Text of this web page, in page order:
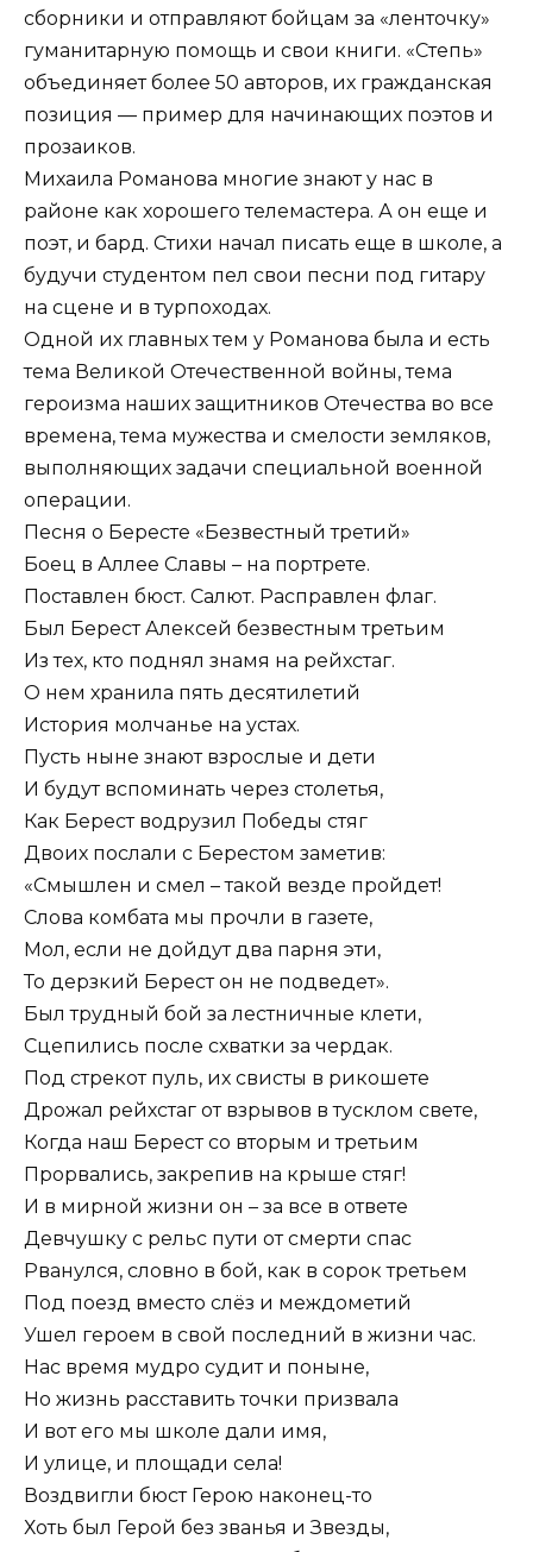
сборники и отправляют бойцам за «ленточку»
гуманитарную помощь и свои книги. «Степь»
объединяет более 50 авторов, их гражданская
позиция — пример для начинающих поэтов и
прозаиков.
Михаила Романова многие знают у нас в
районе как хорошего телемастера. А он еще и
поэт, и бард. Стихи начал писать еще в школе, а
будучи студентом пел свои песни под гитару
на сцене и в турпоходах.
Одной их главных тем у Романова была и есть
тема Великой Отечественной войны, тема
героизма наших защитников Отечества во все
времена, тема мужества и смелости земляков,
выполняющих задачи специальной военной
операции.
Песня о Бересте «Безвестный третий»
Боец в Аллее Славы – на портрете.
Поставлен бюст. Салют. Расправлен флаг.
Был Берест Алексей безвестным третьим
Из тех, кто поднял знамя на рейхстаг.
О нем хранила пять десятилетий
История молчанье на устах.
Пусть ныне знают взрослые и дети
И будут вспоминать через столетья,
Как Берест водрузил Победы стяг
Двоих послали с Берестом заметив:
«Смышлен и смел – такой везде пройдет!
Слова комбата мы прочли в газете,
Мол, если не дойдут два парня эти,
То дерзкий Берест он не подведет».
Был трудный бой за лестничные клети,
Сцепились после схватки за чердак.
Под стрекот пуль, их свисты в рикошете
Дрожал рейхстаг от взрывов в тусклом свете,
Когда наш Берест со вторым и третьим
Прорвались, закрепив на крыше стяг!
И в мирной жизни он – за все в ответе
Девчушку с рельс пути от смерти спас
Рванулся, словно в бой, как в сорок третьем
Под поезд вместо слёз и междометий
Ушел героем в свой последний в жизни час.
Нас время мудро судит и поныне,
Но жизнь расставить точки призвала
И вот его мы школе дали имя,
И улице, и площади села!
Воздвигли бюст Герою наконец-то
Хоть был Герой без званья и Звезды,